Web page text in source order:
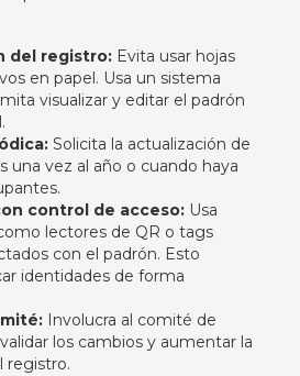
del registro:Evita usar hojas
en papel. Usa un sistema
visualizar y editar el padrón
Solicita la actualización de
una vez al año o cuando haya
control de acceso:Usa
lectores de QR o tags
con el padrón. Esto
identidades de forma
Involucra al comité de
los cambios y aumentar la
registro.